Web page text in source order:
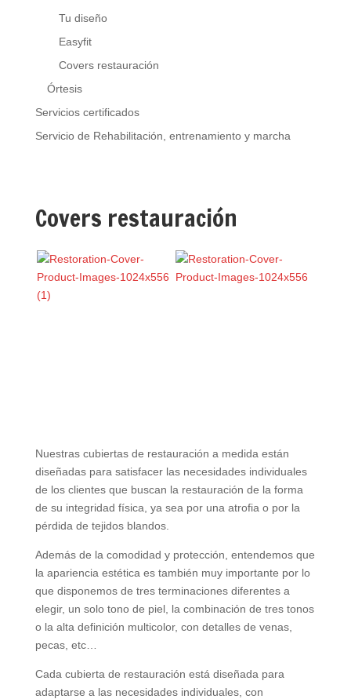
Tu diseño
Easyfit
Covers restauración
Órtesis
Servicios certificados
Servicio de Rehabilitación, entrenamiento y marcha
Covers restauración
Nuestras cubiertas de restauración a medida están
diseñadas para satisfacer las necesidades individuales
de los clientes que buscan la restauración de la forma
de su integridad física, ya sea por una atrofia o por la
pérdida de tejidos blandos.
Además de la comodidad y protección, entendemos que
la apariencia estética es también muy importante por lo
que disponemos de tres terminaciones diferentes a
elegir, un solo tono de piel, la combinación de tres tonos
o la alta definición multicolor, con detalles de venas,
pecas, etc…
Cada cubierta de restauración está diseñada para
adaptarse a las necesidades individuales, con